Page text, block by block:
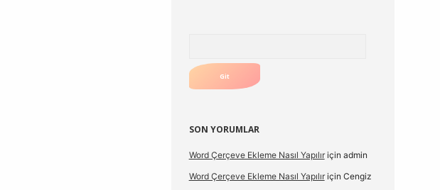
SON YORUMLAR
Word Çerçeve Ekleme Nasıl Yapılıriçin admin
Word Çerçeve Ekleme Nasıl Yapılıriçin Cengiz